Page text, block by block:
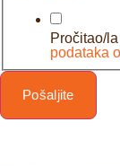
Pročitao/
podataka
Pošaljite